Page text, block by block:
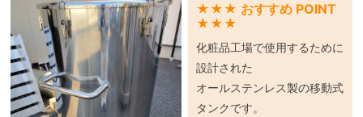
★★★ おすすめ POINT
★★★
化粧品工場で使用するために
設計された
オールステンレス製の移動式
タンクです。